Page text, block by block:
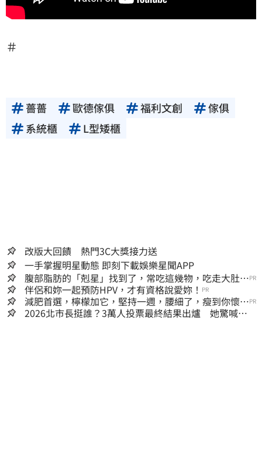
＃
薔薔 歐德傢俱 福利文創
傢俱
系統櫃
L型矮櫃
改版大回饋 熱門3C大獎接力送
一手掌握明星動態 即刻下載娛樂星聞APP
腹部脂肪的「剋星」找到了，常吃這幾物，吃走大肚
囊，瘦出小蠻腰
PR
伴侶和妳一起預防HPV，才有資格說愛妳！ PR
減肥首選，檸檬加它，堅持一週，腰細了，瘦到你懷疑
人生
PR
2026北市長挺誰？3萬人投票最終結果出爐 她驚喊：